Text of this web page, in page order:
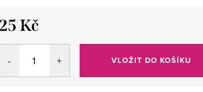
Kč
VLOŽIT DO KOŠÍKU